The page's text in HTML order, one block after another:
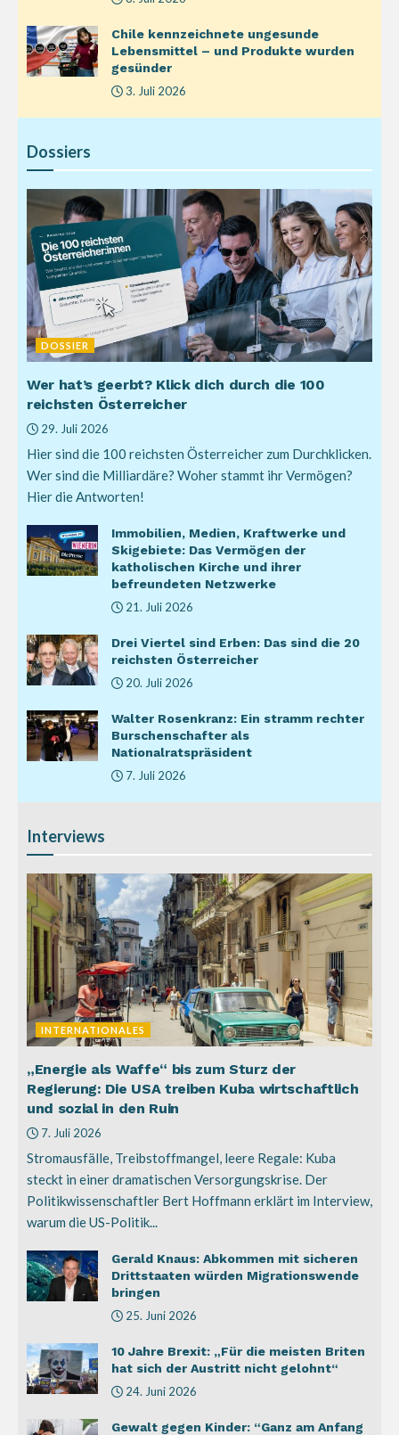
Chile kennzeichnete ungesunde
Lebensmittel – und Produkte wurden
gesünder
3. Juli 2026
Dossiers
DOSSIER
Wer hat’s geerbt? Klick dich durch die 100
reichsten Österreicher
29. Juli 2026
Hier sind die 100 reichsten Österreicher zum Durchklicken.
Wer sind die Milliardäre? Woher stammt ihr Vermögen?
Hier die Antworten!
Immobilien, Medien, Kraftwerke und
Skigebiete: Das Vermögen der
katholischen Kirche und ihrer
befreundeten Netzwerke
21. Juli 2026
Drei Viertel sind Erben: Das sind die 20
reichsten Österreicher
20. Juli 2026
Walter Rosenkranz: Ein stramm rechter
Burschenschafter als
Nationalratspräsident
7. Juli 2026
Interviews
INTERNATIONALES
„Energie als Waffe“ bis zum Sturz der
Regierung: Die USA treiben Kuba wirtschaftlich
und sozial in den Ruin
7. Juli 2026
Stromausfälle, Treibstoffmangel, leere Regale: Kuba
steckt in einer dramatischen Versorgungskrise. Der
Politikwissenschaftler Bert Hoffmann erklärt im Interview,
warum die US-Politik...
Gerald Knaus: Abkommen mit sicheren
Drittstaaten würden Migrationswende
bringen
25. Juni 2026
10 Jahre Brexit: „Für die meisten Briten
hat sich der Austritt nicht gelohnt“
24. Juni 2026
Gewalt gegen Kinder: “Ganz am Anfang